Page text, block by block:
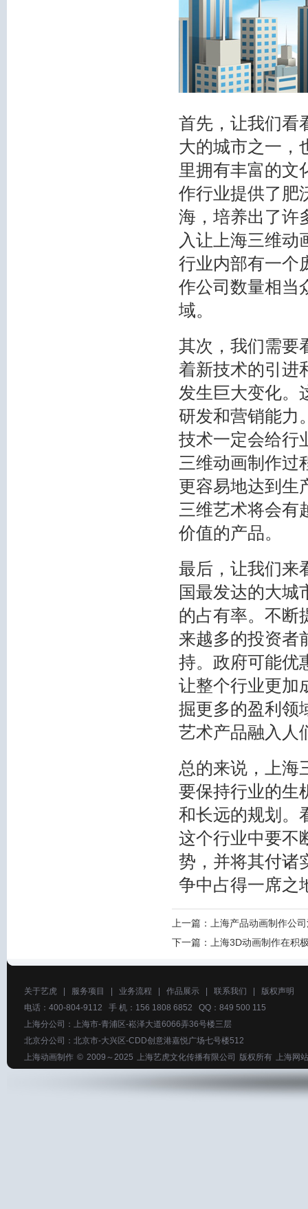
首先，让我们看
大的城市之一，
里拥有丰富的文
作行业提供了肥
海，培养出了许
入让上海三维动
行业内部有一个
作公司数量相当
域。
其次，我们需要
着新技术的引进
发生巨大变化。
研发和营销能力
技术一定会给行
三维动画制作过
更容易地达到生
三维艺术将会有
价值的产品。
最后，让我们来
国最发达的大城
的占有率。不断
来越多的投资者
持。政府可能优
让整个行业更加
掘更多的盈利领
艺术产品融入人
总的来说，上海
要保持行业的生
和长远的规划。
这个行业中要不
势，并将其付诸
争中占得一席之
上一篇：
上海产品动画制作公
下一篇：
上海3D动画制作在积
关于艺虎 服务项目 业务流程 作品展示 联系我们
版权声明
电话：400-804-9112 手 机：156 1808 6852 QQ：849 500 115
上海分公司：上海市-青浦区-崧泽大道6066弄36号楼三层
北京分公司：北京市-大兴区-CDD创意港嘉悦广场七号楼512
上海动画制作 © 2009～2025 上海艺虎文化传播有限公司 版权所有 上海网